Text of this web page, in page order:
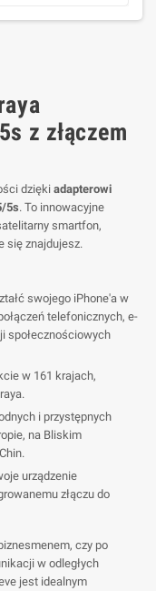
z złączem
dzięki adapterowi
5s. To innowacyjne
smartfon,
się znajdujesz.
swojego iPhone'a w
telefonicznych, e-
społecznościowych
w 161 krajach,
i przystępnych
na Bliskim
urządzenie
złączu do
czy po
w odległych
jest idealnym